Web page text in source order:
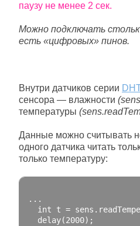
паузу не менее 2 сек.
Можно подключать
есть «цифровых» пинов.
Внутри датчиков серии
сенсора — влажности
температуры
Данные можно считывать
одного датчика читать
только температуру:
...
int t = sens .
delay(2000);